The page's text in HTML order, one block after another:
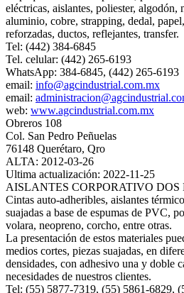
eléctricas, aislantes, poliester,
aluminio, cobre, strapping, dedal,
reforzadas, ductos, reflejantes, transfer.
Tel: (442) 384-6845
Tel. celular: (442) 265-6193
WhatsApp: 384-6845, (442) 265-6193
email: info@agcindustrial.com.mx
email:
web: www.agcindustrial.com.mx
Obreros 108
Col. San Pedro Peñuelas
76148 Querétaro, Qro
ALTA: 2012-03-26
Ultima actualización: 2022-11-25
AISLANTES CORPORATIVO DOS
Cintas auto-adheribles, aislantes
suajadas a base de espumas de PVC,
volara, neopreno, corcho, entre otras.
La presentación de estos materiales
medios cortes, piezas suajadas, en
densidades, con adhesivo una y doble
necesidades de nuestros clientes.
Tel: (55) 5877-7319, (55) 5861-6829,